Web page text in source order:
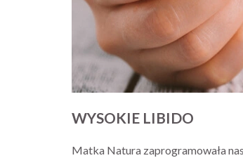
WYSOKIE LIBIDO
Matka Natura zaprogramowała